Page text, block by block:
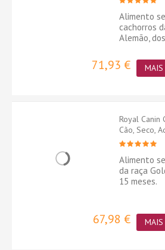
Alimento
cachorros
Alemão,
71,93 € MAIS
Royal Canin
Cão, Seco,
Alimento
da raça
15 meses.
67,98 € MAIS